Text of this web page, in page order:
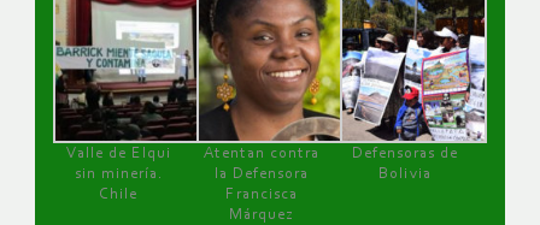
Valle de Elqui
sin minería.
Chile
Atentan contra
la Defensora
Francisca
Márquez
Defensoras de
Bolivia